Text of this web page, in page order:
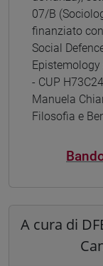
07/B
finanziato con
Social
Epistemology
- CUP
Manuela
Filosofia e
A cura di